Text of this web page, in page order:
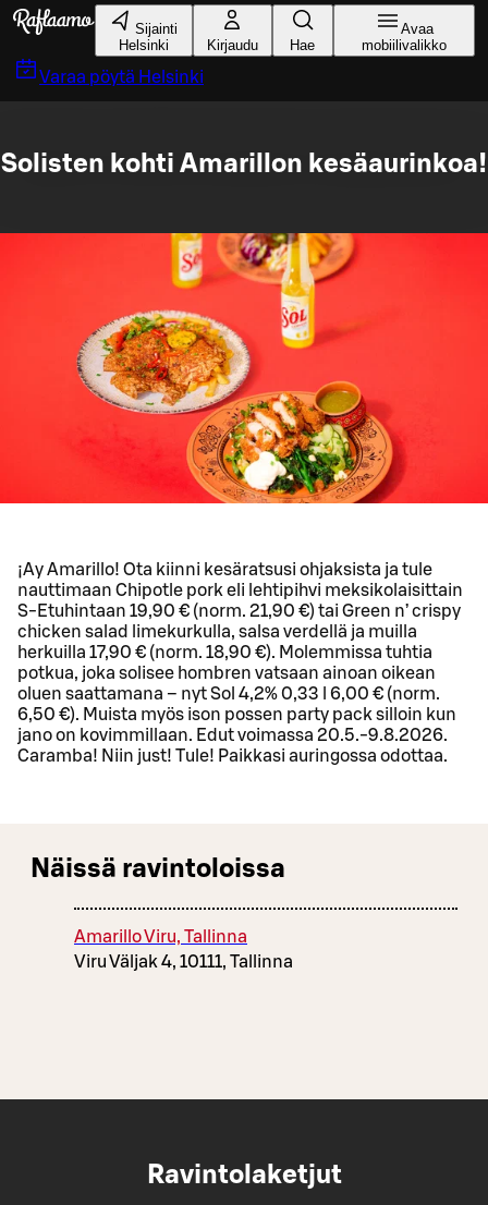
Siirry pääsisältöön
Sijainti
Helsinki
Kirjaudu Hae
Avaa
mobiilivalikko
Varaa pöytä Helsinki
Solisten kohti Amarillon kesäaurinkoa!
¡Ay Amarillo! Ota kiinni kesäratsusi ohjaksista ja tule
nauttimaan Chipotle pork eli lehtipihvi meksikolaisittain
S-Etuhintaan 19,90 € (norm. 21,90 €) tai Green n’ crispy
chicken salad limekurkulla, salsa verdellä ja muilla
herkuilla 17,90 € (norm. 18,90 €). Molemmissa tuhtia
potkua, joka solisee hombren vatsaan ainoan oikean
oluen saattamana – nyt Sol 4,2% 0,33 l 6,00 € (norm.
6,50 €). Muista myös ison possen party pack silloin kun
jano on kovimmillaan. Edut voimassa 20.5.-9.8.2026.
Caramba! Niin just! Tule! Paikkasi auringossa odottaa.
Näissä ravintoloissa
Amarillo Viru, Tallinna
Viru Väljak 4, 10111, Tallinna
Ravintolaketjut